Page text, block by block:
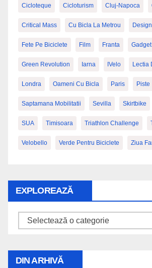
Cicloteque Cicloturism Cluj-Napoca
Critical Mass Cu Bicla La Metrou Design
Fete Pe Biciclete Film Franta Gadget
Green Revolution Iarna IVelo Lectia
Londra Oameni Cu Bicla Paris Piste
Saptamana Mobilitatii Sevilla Skirtbike
SUA Timisoara Triathlon Challenge
Velobello Verde Pentru Biciclete Ziua
EXPLOREAZĂ
Explorează
DIN ARHIVĂ